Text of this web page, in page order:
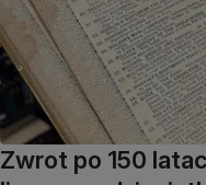
Zwrot po 150